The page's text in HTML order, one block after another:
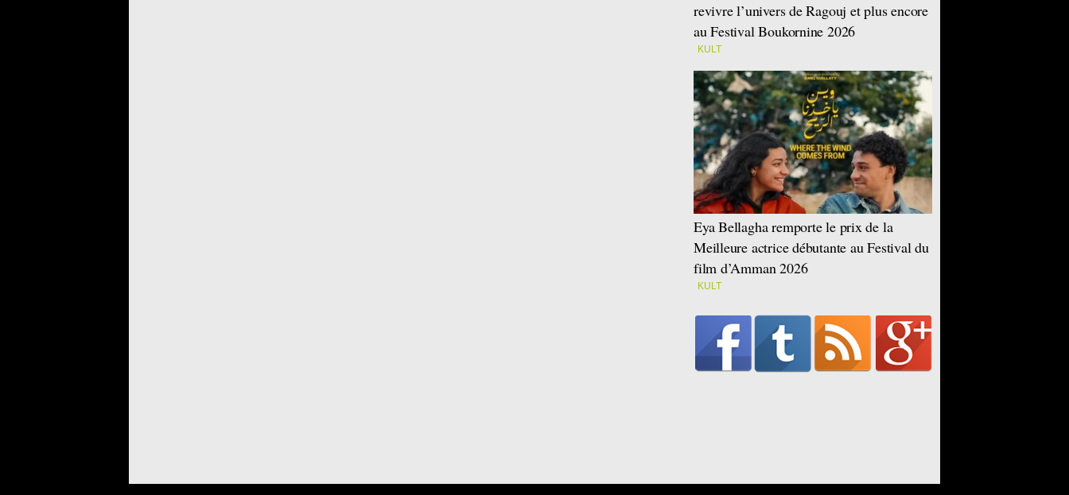
revivre l’univers de Ragouj et plus encore
au Festival Boukornine 2026
KULT
Eya Bellagha remporte le prix de la
Meilleure actrice débutante au Festival du
film d’Amman 2026
KULT